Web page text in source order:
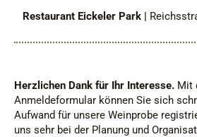
Restaurant Eickeler Park |
Herzlichen Dank für Ihr Interesse. Mit
Anmeldeformular können Sie sich
Aufwand für unsere Weinprobe
uns sehr bei der Planung und